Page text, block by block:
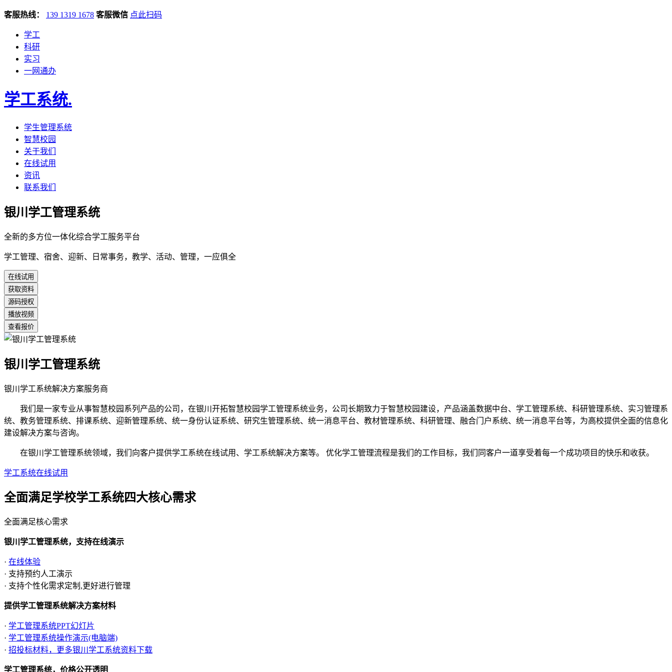
客服热线： 139 1319 1678 客服微信 点此扫码
学工
科研
实习
一网通办
学工系统.
学生管理系统
智慧校园
关于我们
在线试用
资讯
联系我们
银川学工管理系统
全新的多方位一体化综合学工服务平台
学工管理、宿舍、迎新、日常事务，教学、活动、管理，一应俱全
在线试用
获取资料
源码授权
播放视频
查看报价
银川学工管理系统
银川学工系统解决方案服务商
我们是一家专业从事智慧校园系列产品的公司，在银川开拓智慧校园学工管理系统业务，公司长期致力于智慧校园建设，产品涵盖数据中台、学工管理系统、科研管理系统、实习管理系
统、教务管理系统、排课系统、迎新管理系统、统一身份认证系统、研究生管理系统、统一消息平台、教材管理系统、科研管理、融合门户系统、统一消息平台等，为高校提供全面的信息化
建设解决方案与咨询。
在银川学工管理系统领域，我们向客户提供学工系统在线试用、学工系统解决方案等。 优化学工管理流程是我们的工作目标，我们同客户一道享受着每一个成功项目的快乐和收获。
学工系统在线试用
全面满足学校学工系统四大核心需求
全面满足核心需求
银川学工管理系统，支持在线演示
· 在线体验
· 支持预约人工演示
· 支持个性化需求定制,更好进行管理
提供学工管理系统解决方案材料
· 学工管理系统PPT幻灯片
· 学工管理系统操作演示(电脑端)
· 招投标材料，更多银川学工系统资料下载
学工管理系统，价格公开透明